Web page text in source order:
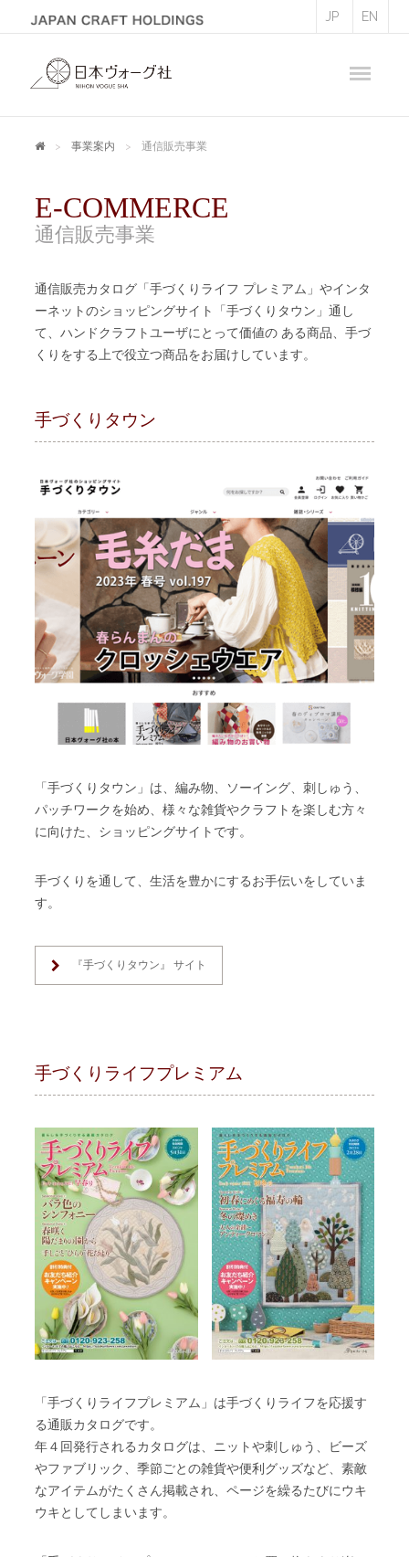
JP EN
事業案内 通信販売事業
E-COMMERCE
通信販売事業
通信販売カタログ「手づくりライフ プレミアム」やインタ
ーネットのショッピングサイト「手づくりタウン」通し
て、ハンドクラフトユーザにとって価値の ある商品、手づ
くりをする上で役立つ商品をお届けしています。
手づくりタウン
「手づくりタウン」は、編み物、ソーイング、刺しゅう、
パッチワークを始め、様々な雑貨やクラフトを楽しむ方々
に向けた、ショッピングサイトです。
手づくりを通して、生活を豊かにするお手伝いをしていま
す。
『手づくりタウン』 サイト
手づくりライフプレミアム
「手づくりライフプレミアム」は手づくりライフを応援す
る通販カタログです。
年４回発行されるカタログは、ニットや刺しゅう、ビーズ
やファブリック、季節ごとの雑貨や便利グッズなど、素敵
なアイテムがたくさん掲載され、ページを繰るたびにウキ
ウキとしてしまいます。